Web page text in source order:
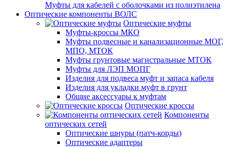
Муфты для кабелей с оболочками из полиэтилена
Оптические компоненты ВОЛС
Оптические муфты
Муфты-кроссы МКО
Муфты подвесные и канализационные МОГ,
МПО, МТОК
Муфты грунтовые магистральные МТОК
Муфты для ЛЭП МОПГ
Изделия для подвеса муфт и запаса кабеля
Изделия для укладки муфт в грунт
Общие аксессуары к муфтам
Оптические кроссы
Компоненты
оптических сетей
Оптические шнуры (патч-корды)
Оптические адаптеры